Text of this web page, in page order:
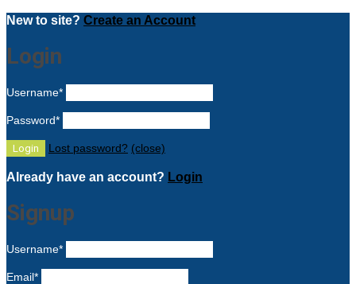
New to site? Create an Account
Login
Username*
Password*
Lost password? (close)
Already have an account? Login
Signup
Username*
Email*